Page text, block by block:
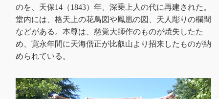
のを、天保14（1843）年、深乗上人の代に再建された。
堂内には、格天上の花鳥図や鳳凰の図、天人彫りの欄間
などがある。本尊は、慈覚大師作のものが焼失したた
め、寛永年間に天海僧正が比叡山より招来したものが納
められている。